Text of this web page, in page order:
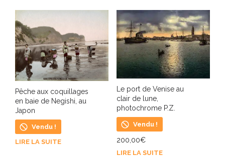
Pêche aux coquillages
en baie de Negishi, au
Japon
Vendu !
LIRE LA SUITE
Le port de Venise au
clair de lune,
photochrome P.Z.
Vendu !
200,00€
LIRE LA SUITE